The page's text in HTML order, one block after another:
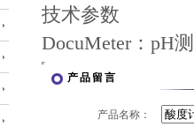
技术参数
DocuMeter：pH
产品留言
产品名称：